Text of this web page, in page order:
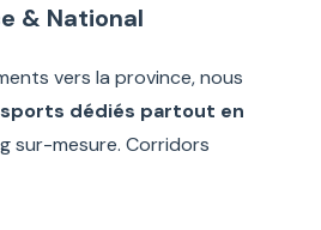
& National
vers la province, nous
dédiés partout en
sur-mesure. Corridors